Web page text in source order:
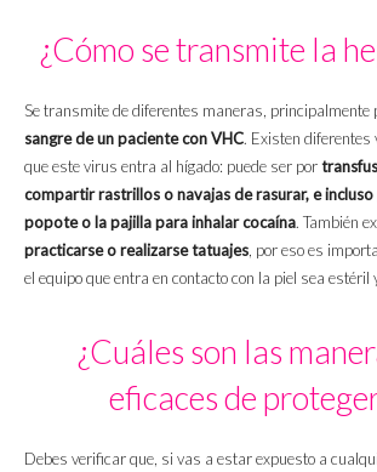
¿Cómo se transmite la
Se transmite de diferentes maneras, principalmente
sangre de un paciente con VHC. Existen diferentes
que este virus entra al hígado: puede ser por
compartir rastrillos o navajas de rasurar, e
popote o la pajilla para inhalar cocaína. También
practicarse o realizarse tatuajes , por eso es
el equipo que entra en contacto con la piel sea estéril
¿Cuáles son las
eficaces de
Debes verificar que, si vas a estar expuesto a